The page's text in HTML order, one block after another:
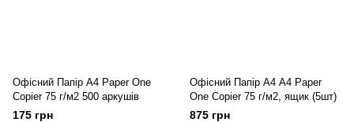
Офісний Папір А4 Paper One
Copier 75 г/м2 500 аркушів
175 грн
Офісний Папір А4 А4 Paper
One Copier 75 г/м2, ящик (5шт)
875 грн